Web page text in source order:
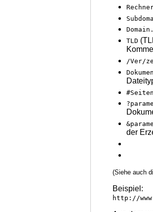
Domain.
TLD
/Ver/
der
(Siehe auch
Beispiel:
http://